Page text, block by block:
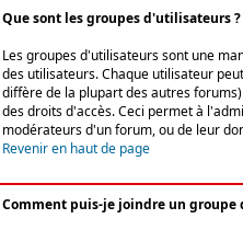
Que sont les groupes d'utilisateurs ?
Les groupes d'utilisateurs sont une
des utilisateurs. Chaque utilisateur
diffère de la plupart des autres
des droits d'accès. Ceci permet à
modérateurs d'un forum, ou de leur
Revenir en haut de page
Comment puis-je joindre un groupe